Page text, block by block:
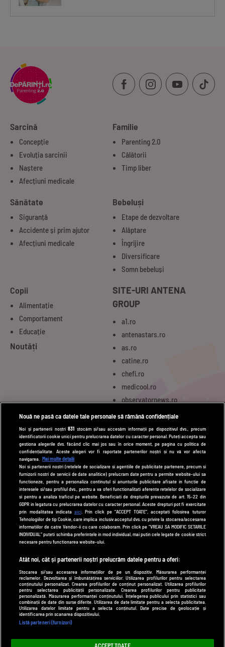
Sarcină
Concepție
Evoluția sarcinii
Naștere
Afecțiuni medicale
Familie
Parenting 2.0
Călătorii
Timp liber
Sănătate
Siguranță
Accidente și prim ajutor
Afecțiuni medicale
Bebeluși
Etape de dezvoltare
Alăptare
Îngrijire
Diversificare
Somn bebeluși
Copii
Alimentație
Comportament
Educație
Noutăți
SITE-URI ANTENA
GROUP
a1.ro
antenastars.ro
as.ro
catine.ro
chefi.ro
medicool.ro
observatornews.ro
spynews.ro
tvhappy.ro
useit.ro
zutv.ro
Trends AntenaPLAY
AntenaPLAY
UTILE
Cod deontologic
Termeni și condiții
Politica de cookies
Politică de confidențialitate
Contact
Modifică Setările
© 2026 DePărinți.ro
Nouă ne pasă ca datele tale personale să rămână confidențiale
Noi și partenerii noștri831 stocăm și/sau accesăm informații pe dispozitivul dvs., precum
identificatorii cookie unici pentru prelucrarea datelor cu caracter personal. Puteți accepta sau
gestiona alegerile dvs. făcând clic mai jos sau în orice moment, pe pagina cu politica de
confidențialitate. Aceste alegeri vor fi raportate partenerilor noștri și nu vă vor afecta
navigarea.
Mai multe detalii
Noi si partenerii nostri (retelele de socializare si agentiile de publicitate partenere, precum si
furnizorii nostri de servicii de date analitice) prelucram date pentru a permite website-ului sa
functioneze, pentru a personaliza continutul si anunturile publicitare afisate in functie de
interesele si/sau profilul dvs., pentru a va oferi functionalitati aferente retelelor de socializare
si pentru a analiza traficul pe website. Beneficiati de drepturile prevazute de art. 15-22 din
GDPR in legatura cu prelucrarea datelor cu caracter personal. Aceste drepturi pot fi exercitate
prin modalitatea indicata aici. Prin click pe “ACCEPT TOATE”, acceptati folosirea tuturor
Tehnologiilor de tip Cookie, care implica inclusiv acceptul dvs. cu privire la stocarea/accesarea
informatiilor de catre Vendor-ii cu care colaboram. Prin click pe “VREAU SA MODIFIC SETARILE
INDIVIDUAL” puteti schimba preferintele in mod individual, mai putin cele legate de cookie strict
necesare pentru functionarea website-ului.
Atât noi, cât și partenerii noștri prelucrăm datele pentru a oferi:
Stocarea și/sau accesarea informațiilor de pe un dispozitiv. Măsurarea performanței
reclamelor. Dezvoltarea și îmbunătățirea serviciilor. Utilizarea profilurilor pentru selectarea
conținutului personalizat. Crearea profilurilor de conținut personalizat. Utilizarea profilurilor
pentru selectarea publicității personalizate. Crearea profilurilor pentru publicitate
personalizată. Măsurarea performanței conținutului. Înțelegerea publicului prin statistici sau
combinații de date din surse diferite. Utilizarea de date limitate pentru a selecta publicitatea.
Utilizarea datelor limitate pentru a selecta conținutul. Date precise de geolocație și
identificarea prin scanarea dispozitivului.
Listă parteneri (furnizori)
ACCEPT TOATE